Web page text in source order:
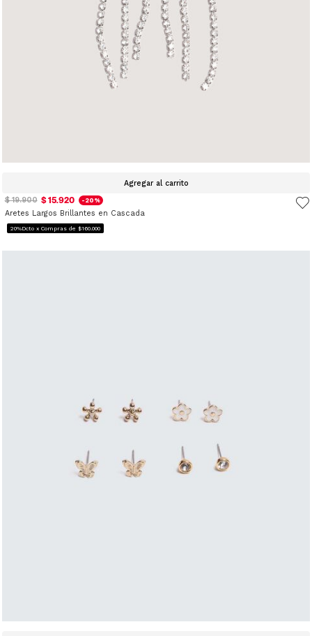
Agregar al carrito
$ 19.900 $ 15.920 -20%
Aretes Largos Brillantes en Cascada
20%Dcto x Compras de $160.000